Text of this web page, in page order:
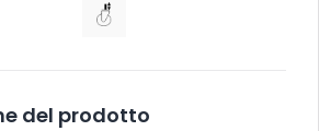
del prodotto